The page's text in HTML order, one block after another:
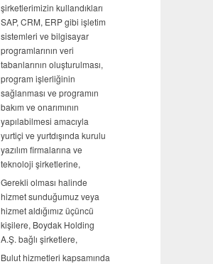
şirketlerimizin kullandıkları
SAP, CRM, ERP gibi işletim
sistemleri ve bilgisayar
programlarının veri
tabanlarının oluşturulması,
program işlerliğinin
sağlanması ve programın
bakım ve onarımının
yapılabilmesi amacıyla
yurtiçi ve yurtdışında kurulu
yazılım firmalarına ve
teknoloji şirketlerine,
Gerekli olması halinde
hizmet sunduğumuz veya
hizmet aldığımız üçüncü
kişilere, Boydak Holding
A.Ş. bağlı şirketlere,
Bulut hizmetleri kapsamında